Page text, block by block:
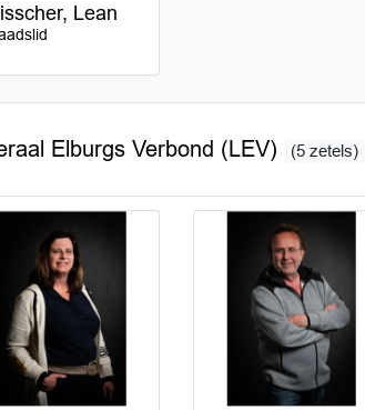
Lean
Elburgs Verbond (LEV) (5 zetels)